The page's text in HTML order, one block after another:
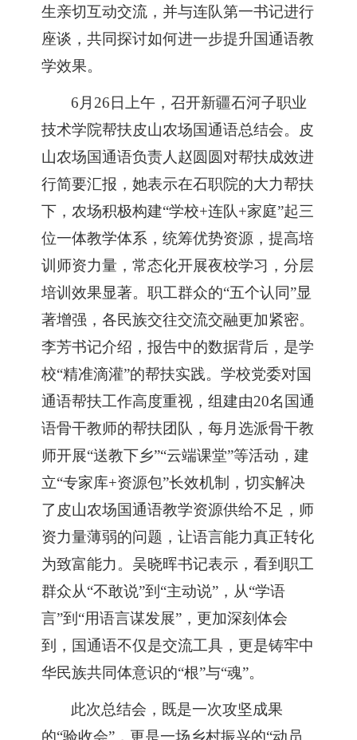
生亲切互动交流，并与连队第一书记进行
座谈，共同探讨如何进一步提升国通语教
学效果。
6 月 26 日上午， 召开新疆石河子职业
技术学院帮扶皮山农场国通语总结会。 皮
山农场国通语负责人赵圆圆对帮扶成效进
行简要汇报 ，她表示在石职院的大力帮扶
下， 农场积极构建“学校+连队+家庭”起三
位一体教学体系， 统筹优势资源，提高培
训师资力量，常态化开展夜校学习，分层
培训效果显著。 职工群众的“五个认同”显
著增强，各民族交往交流交融更加紧密。
李芳书记介绍，报告中的数据背后，是学
校“精准滴灌”的帮扶实践。 学校党委对国
通语帮扶工作高度重视， 组建由20名国通
语骨干教师的帮扶团队，每月选派骨干教
师开展“送教下乡”“云端课堂”等活动 ， 建
立“专家库+资源包”长效机制， 切实解决
了皮山农场国通语教学资源供给不足 ， 师
资力量薄弱的问题 ，让语言能力真正转化
为致富能力。吴晓晖书记表示， 看到职工
群众从“不敢说”到 “主动说”，从“学语
言”到 “用语言谋发展”，更加深刻体会
到
， 国通语不仅是交流工具，更是铸牢中
华民族共同体意识的“根”与“魂”。
此次总结会，既是一次攻坚成果
的“验收会”，更是一场乡村振兴的“动员